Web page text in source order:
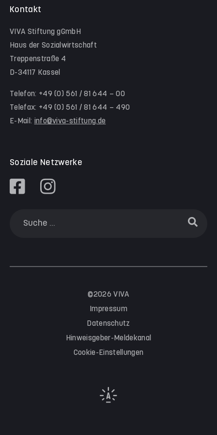
Team Kassel
Team Werra-Meißner-Kreis
Krippe Nordlicht
Waldorfkindergarten Goetheanlage
Familienzentren
Familienzentrum Nordstadt
Familienzentrum Himmelsstürmer
Präventionsangebote an Kitas und Schulen
Stadtteilhelfer*innen Nord-Holland
Kontakt
VIVA Stiftung gGmbH
Haus der Sozialwirtschaft
Treppenstraße 4
D-34117 Kassel
Telefon: +49 (0) 561 / 81 644 – 00
Telefax: +49 (0) 561 / 81 644 – 490
E-Mail: info@viva-stiftung.de
Soziale Netzwerke
©2026 VIVA
Impressum
Datenschutz
Hinweisgeber-Meldekanal
Cookie-Einstellungen